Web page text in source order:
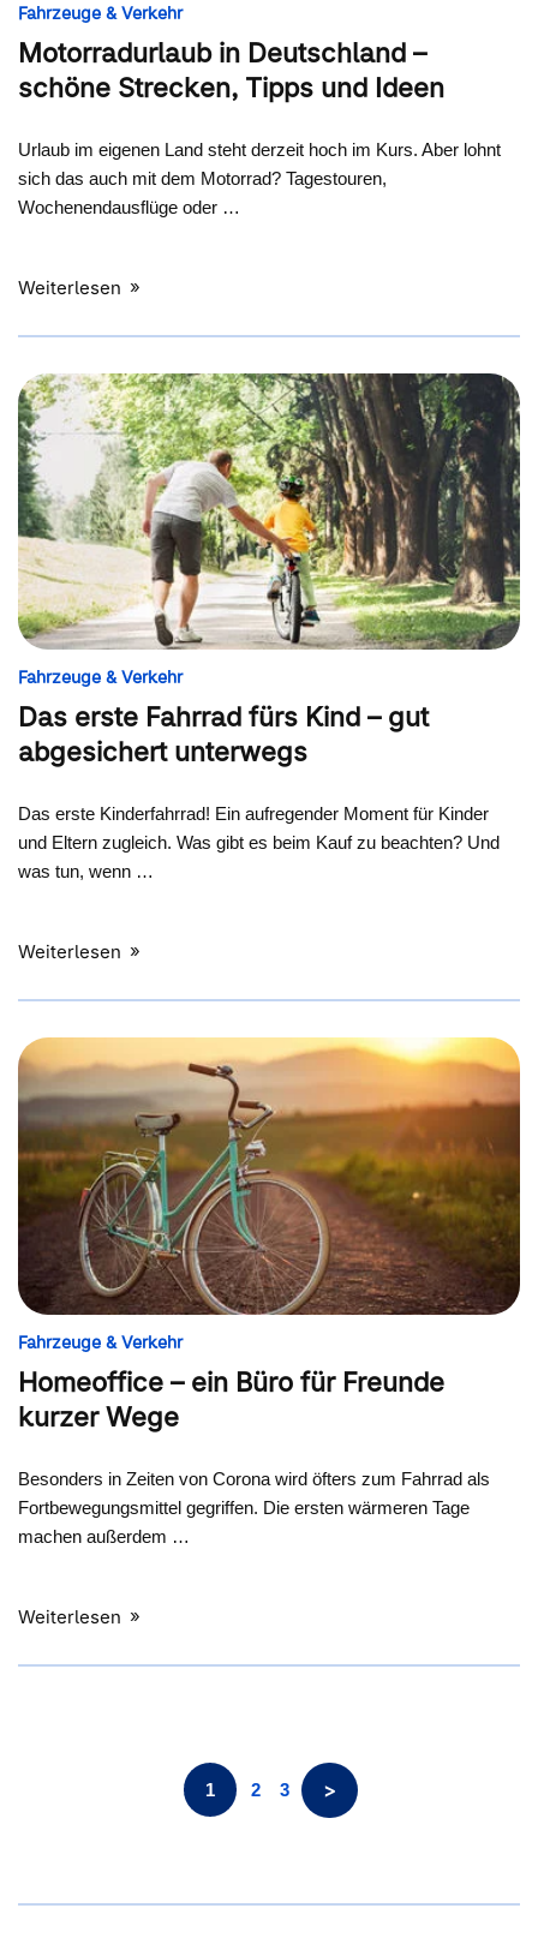
Fahrzeuge & Verkehr
Motorradurlaub in Deutschland –
schöne Strecken, Tipps und Ideen
Urlaub im eigenen Land steht derzeit hoch im Kurs. Aber lohnt
sich das auch mit dem Motorrad? Tagestouren,
Wochenendausflüge oder …
Weiterlesen
Fahrzeuge & Verkehr
Das erste Fahrrad fürs Kind – gut
abgesichert unterwegs
Das erste Kinderfahrrad! Ein aufregender Moment für Kinder
und Eltern zugleich. Was gibt es beim Kauf zu beachten? Und
was tun, wenn …
Weiterlesen
Fahrzeuge & Verkehr
Homeoffice – ein Büro für Freunde
kurzer Wege
Besonders in Zeiten von Corona wird öfters zum Fahrrad als
Fortbewegungsmittel gegriffen. Die ersten wärmeren Tage
machen außerdem …
Weiterlesen
1 2 3 >